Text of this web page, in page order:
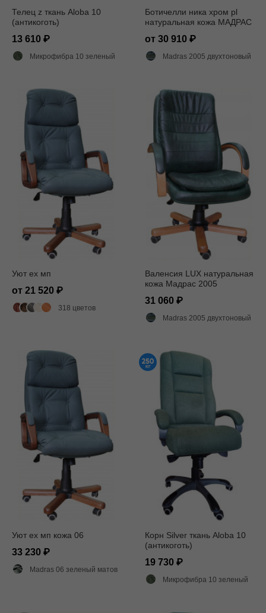
Телец z ткань Aloba 10
(антикоготь)
13 610
Микрофибра 10 зеленый
Ботичелли ника хром pl
натуральная кожа МАДРАС
от 30 910
Madras 2005 двухтоновый глянец
Уют ех мп
от 21 520
318 цветов
Валенсия LUX натуральная
кожа Мадрас 2005
31 060
Madras 2005 двухтоновый глянец
Уют ех мп кожа 06
33 230
Madras 06 зеленый матовый
Корн Silver ткань Aloba 10
(антикоготь)
19 730
Микрофибра 10 зеленый